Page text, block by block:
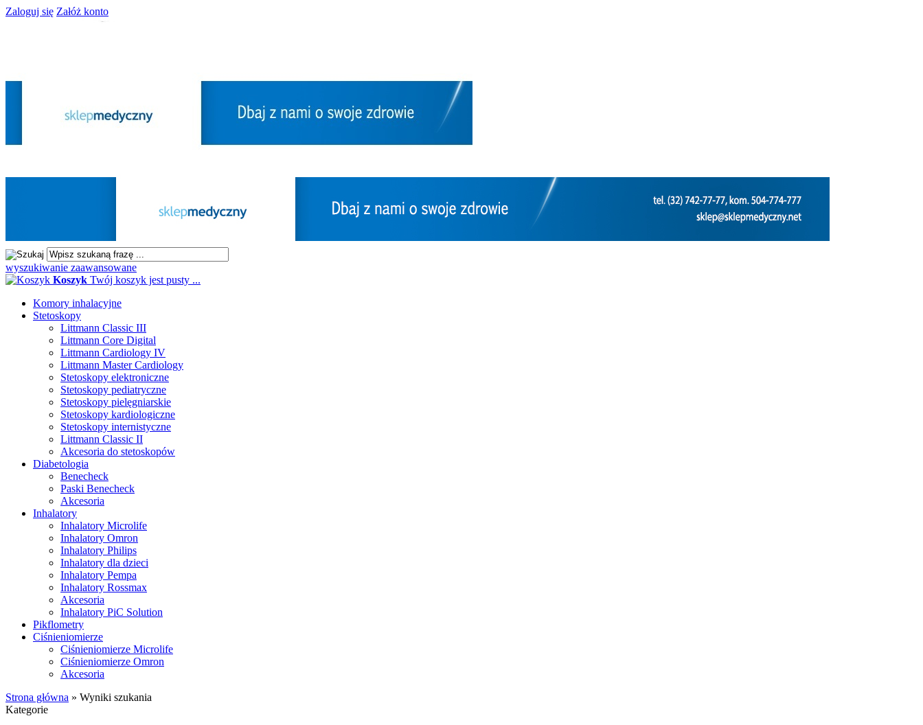
Zaloguj się Załóż konto
wyszukiwanie zaawansowane
Koszyk Twój koszyk jest pusty ...
Komory inhalacyjne
Stetoskopy
Littmann Classic III
Littmann Core Digital
Littmann Cardiology IV
Littmann Master Cardiology
Stetoskopy elektroniczne
Stetoskopy pediatryczne
Stetoskopy pielęgniarskie
Stetoskopy kardiologiczne
Stetoskopy internistyczne
Littmann Classic II
Akcesoria do stetoskopów
Diabetologia
Benecheck
Paski Benecheck
Akcesoria
Inhalatory
Inhalatory Microlife
Inhalatory Omron
Inhalatory Philips
Inhalatory dla dzieci
Inhalatory Pempa
Inhalatory Rossmax
Akcesoria
Inhalatory PiC Solution
Pikflometry
Ciśnieniomierze
Ciśnieniomierze Microlife
Ciśnieniomierze Omron
Akcesoria
Strona główna » Wyniki szukania
Kategorie